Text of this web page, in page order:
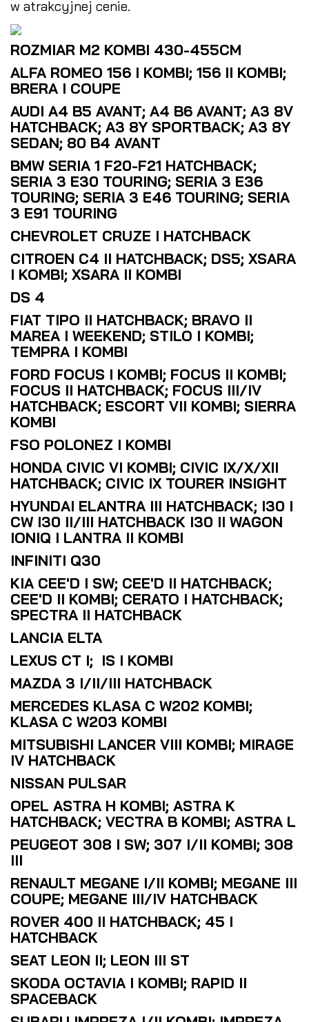
w atrakcyjnej cenie.
ROZMIAR M2 KOMBI 430-455CM
ALFA ROMEO 156 I KOMBI; 156 II KOMBI;
BRERA I COUPE
AUDI A4 B5 AVANT; A4 B6 AVANT; A3 8V
HATCHBACK; A3 8Y SPORTBACK; A3 8Y
SEDAN; 80 B4 AVANT
BMW SERIA 1 F20-F21 HATCHBACK;
SERIA 3 E30 TOURING; SERIA 3 E36
TOURING; SERIA 3 E46 TOURING; SERIA
3 E91 TOURING
CHEVROLET CRUZE I HATCHBACK
CITROEN C4 II HATCHBACK; DS5; XSARA
I KOMBI; XSARA II KOMBI
DS 4
FIAT TIPO II HATCHBACK; BRAVO II
MAREA I WEEKEND; STILO I KOMBI;
TEMPRA I KOMBI
FORD FOCUS I KOMBI; FOCUS II KOMBI;
FOCUS II HATCHBACK; FOCUS III/IV
HATCHBACK; ESCORT VII KOMBI; SIERRA
KOMBI
FSO POLONEZ I KOMBI
HONDA CIVIC VI KOMBI; CIVIC IX/X/XII
HATCHBACK; CIVIC IX TOURER INSIGHT
HYUNDAI ELANTRA III HATCHBACK; I30 I
CW I30 II/III HATCHBACK I30 II WAGON
IONIQ I LANTRA II KOMBI
INFINITI Q30
KIA CEE'D I SW; CEE'D II HATCHBACK;
CEE'D II KOMBI; CERATO I HATCHBACK;
SPECTRA II HATCHBACK
LANCIA ELTA
LEXUS CT I; IS I KOMBI
MAZDA 3 I/II/III HATCHBACK
MERCEDES KLASA C W202 KOMBI;
KLASA C W203 KOMBI
MITSUBISHI LANCER VIII KOMBI; MIRAGE
IV HATCHBACK
NISSAN PULSAR
OPEL ASTRA H KOMBI; ASTRA K
HATCHBACK; VECTRA B KOMBI; ASTRA L
PEUGEOT 308 I SW; 307 I/II KOMBI; 308
III
RENAULT MEGANE I/II KOMBI; MEGANE III
COUPE; MEGANE III/IV HATCHBACK
ROVER 400 II HATCHBACK; 45 I
HATCHBACK
SEAT LEON II; LEON III ST
SKODA OCTAVIA I KOMBI; RAPID II
SPACEBACK